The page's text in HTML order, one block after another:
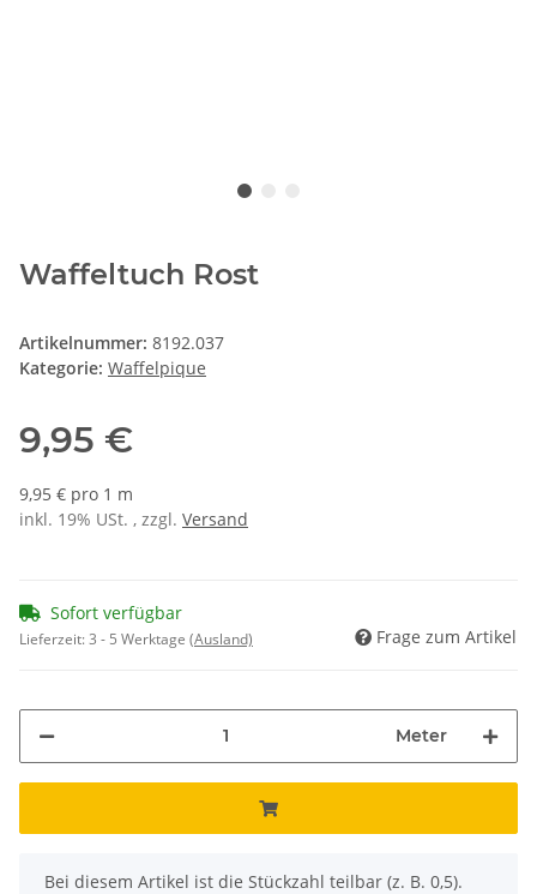
Waffeltuch Rost
Artikelnummer: 8192.037
Kategorie: Waffelpique
9,95 €
9,95 € pro 1 m
inkl. 19% USt. , zzgl. Versand
Sofort verfügbar
Lieferzeit:3 - 5 Werktage (Ausland) Frage zum Artikel
Meter
x
Bei diesem Artikel ist die Stückzahl teilbar (z. B. 0,5).